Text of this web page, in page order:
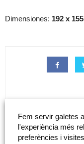
Dimensiones: 192 x
Artículo anterior
Joan Bautista Porcar:
Fem servir galetes
l'experiència més
preferències i